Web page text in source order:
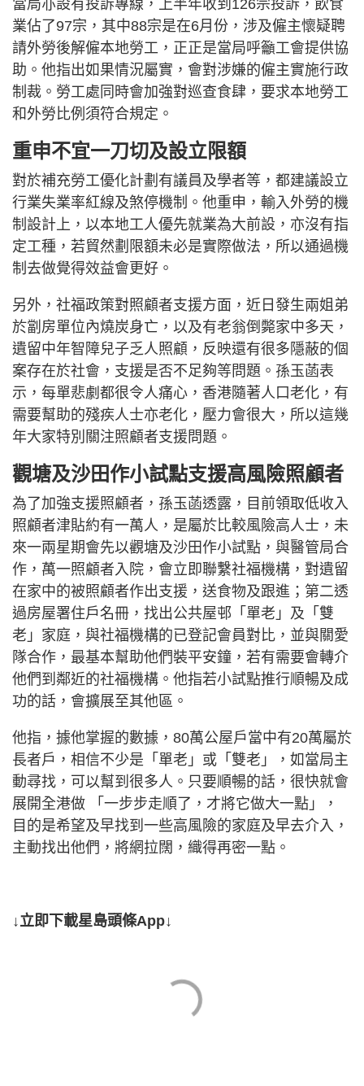
當局亦設有投訴專線，上半年收到126宗投訴，飲食
業佔了97宗，其中88宗是在6月份，涉及僱主懷疑聘
請外勞後解僱本地勞工，正正是當局呼籲工會提供協
助。他指出如果情況屬實，會對涉嫌的僱主實施行政
制裁。勞工處同時會加強對巡查食肆，要求本地勞工
和外勞比例須符合規定。
重申不宜一刀切及設立限額
對於補充勞工優化計劃有議員及學者等，都建議設立
行業失業率紅線及煞停機制。他重申，輸入外勞的機
制設計上，以本地工人優先就業為大前設，亦沒有指
定工種，若貿然劃限額未必是實際做法，所以通過機
制去做覺得效益會更好。
另外，社福政策對照顧者支援方面，近日發生兩姐弟
於劏房單位內燒炭身亡，以及有老翁倒斃家中多天，
遺留中年智障兒子乏人照顧，反映還有很多隱蔽的個
案存在於社會，支援是否不足夠等問題。孫玉菡表
示，每單悲劇都很令人痛心，香港隨著人口老化，有
需要幫助的殘疾人士亦老化，壓力會很大，所以這幾
年大家特別關注照顧者支援問題。
觀塘及沙田作小試點支援高風險照顧者
為了加強支援照顧者，孫玉菡透露，目前領取低收入
照顧者津貼約有一萬人，是屬於比較風險高人士，未
來一兩星期會先以觀塘及沙田作小試點，與醫管局合
作，萬一照顧者入院，會立即聯繫社福機構，對遺留
在家中的被照顧者作出支援，送食物及跟進；第二透
過房屋署住戶名冊，找出公共屋邨「單老」及「雙
老」家庭，與社福機構的已登記會員對比，並與關愛
隊合作，最基本幫助他們裝平安鐘，若有需要會轉介
他們到鄰近的社福機構。他指若小試點推行順暢及成
功的話，會擴展至其他區。
他指，據他掌握的數據，80萬公屋戶當中有20萬屬於
長者戶，相信不少是「單老」或「雙老」，如當局主
動尋找，可以幫到很多人。只要順暢的話，很快就會
展開全港做 「一步步走順了，才將它做大一點」，
目的是希望及早找到一些高風險的家庭及早去介入，
主動找出他們，將網拉闊，織得再密一點。
↓立即下載星島頭條App↓